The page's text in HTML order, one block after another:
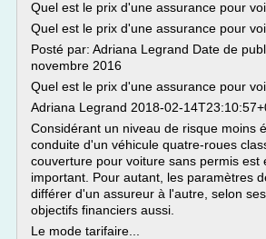
Quel est le prix d'une assurance pour
Quel est le prix d'une assurance pour
Posté par: Adriana Legrand Date de
novembre 2016
Quel est le prix d'une assurance pour
Adriana Legrand 2018-02-
Considérant un niveau de risque moins
conduite d'un véhicule quatre-roues
couverture pour voiture sans permis est
important. Pour autant, les paramètres
différer d'un assureur à l'autre, selon
objectifs financiers aussi.
Le mode tarifaire...